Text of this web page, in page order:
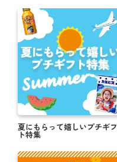
夏にもらって嬉しいプチギフ
ト特集